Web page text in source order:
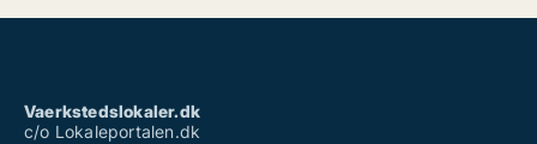
Vaerkstedslokaler.dk
c/o Lokaleportalen.dk